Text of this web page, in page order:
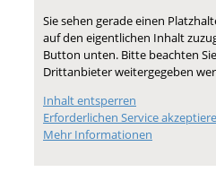
Sie sehen gerade einen
auf den eigentlichen Inhalt
Button unten. Bitte beachten
Drittanbieter weitergegeben
Inhalt entsperren
Erforderlichen Service
Mehr Informationen